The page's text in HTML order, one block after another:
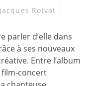
Roivat
parler d’elle dans
à ses nouveaux
Entre l’album
film-concert